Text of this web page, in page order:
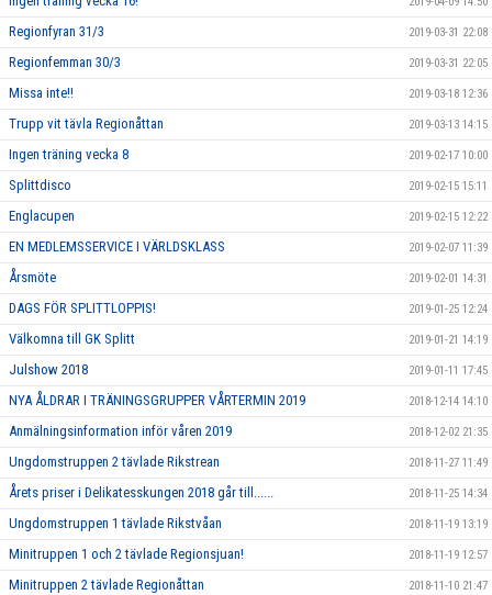
Regionfyran 31/3 2019-03-31 22:08
Regionfemman 30/3 2019-03-31 22:05
Missa inte!! 2019-03-18 12:36
Trupp vit tävla Regionåttan 2019-03-13 14:15
Ingen träning vecka 8 2019-02-17 10:00
Splittdisco 2019-02-15 15:11
Englacupen 2019-02-15 12:22
EN MEDLEMSSERVICE I VÄRLDSKLASS 2019-02-07 11:39
Årsmöte 2019-02-01 14:31
DAGS FÖR SPLITTLOPPIS! 2019-01-25 12:24
Välkomna till GK Splitt 2019-01-21 14:19
Julshow 2018 2019-01-11 17:45
NYA ÅLDRAR I TRÄNINGSGRUPPER VÅRTERMIN 2019 2018-12-14 14:10
Anmälningsinformation inför våren 2019 2018-12-02 21:35
Ungdomstruppen 2 tävlade Rikstrean 2018-11-27 11:49
Årets priser i Delikatesskungen 2018 går till...... 2018-11-25 14:34
Ungdomstruppen 1 tävlade Rikstvåan 2018-11-19 13:19
Minitruppen 1 och 2 tävlade Regionsjuan! 2018-11-19 12:57
Minitruppen 2 tävlade Regionåttan 2018-11-10 21:47